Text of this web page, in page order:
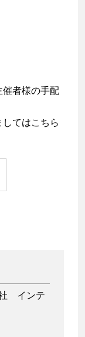
催者様の手配
てはこちら
社 インテ